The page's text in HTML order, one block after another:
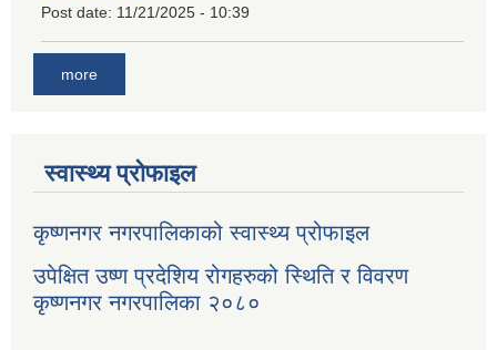
Post date: 11/21/2025 - 10:39
more
स्वास्थ्य प्रोफाइल
कृष्णनगर नगरपालिकाको स्वास्थ्य प्रोफाइल
उपेक्षित उष्ण प्रदेशिय रोगहरुको स्थिति र विवरण
कृष्णनगर नगरपालिका २०८०